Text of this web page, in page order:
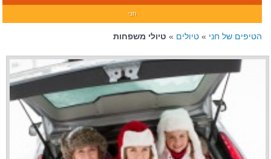
חני
הטיפים של חני » טיולים » טיולי משפחות